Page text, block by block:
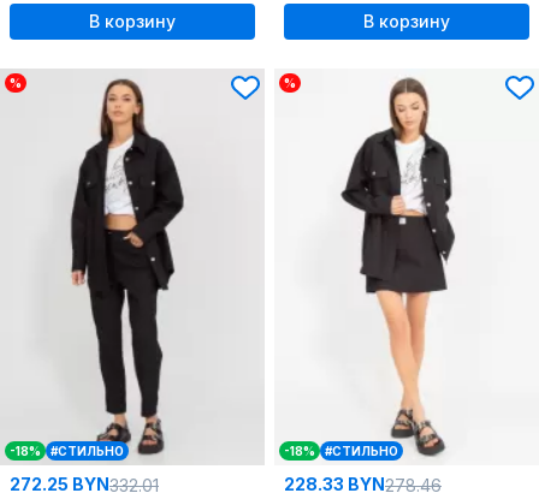
В корзину В корзину
%
-18% #СТИЛЬНО
272.25 BYN332.01
%
-18% #СТИЛЬНО
228.33 BYN278.46